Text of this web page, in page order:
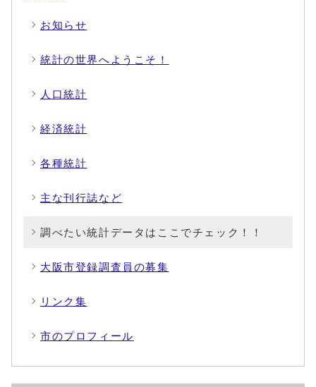
お知らせ
統計の世界へようこそ！
人口統計
経済統計
各種統計
主な刊行誌など
調べたい統計データはここでチェック！！
大阪市登録調査員の募集
リンク集
市のプロフィール